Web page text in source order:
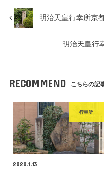
明治天皇行幸所京
明治天皇行
RECOMMEND こちらの記
行幸所
2020.1.13